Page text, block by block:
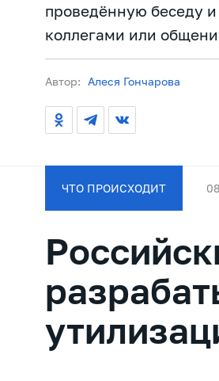
проведённую беседу
коллегами или
Автор: Алеся Гончарова
ЧТО ПРОИСХОДИТ